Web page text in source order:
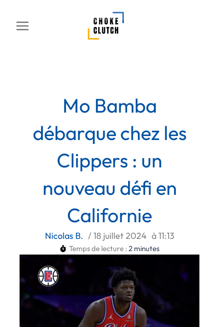
contenu
Mo Bamba
débarque chez les
Clippers : un
nouveau défi en
Californie
Nicolas B. /18 juillet 2024 à11:13
Temps de lecture : 2 minutes